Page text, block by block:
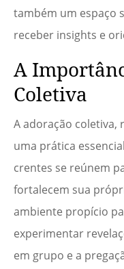
também um espaço
receber insights e
A
Coletiva
A adoração coletiva,
uma prática
crentes se reúnem
fortalecem sua
ambiente propício
experimentar
em grupo e a